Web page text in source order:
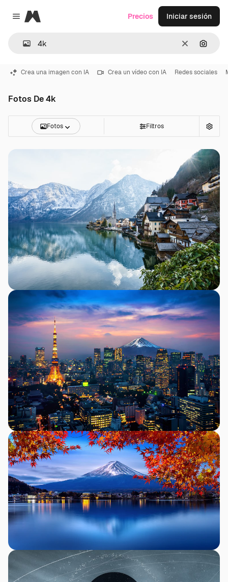
Close menu
Magnific
Borrar
Precios Iniciar sesión
Crea una imagen con IA Crea un vídeo con IA Redes sociales
Fotos De 4k
Fotos Filtros